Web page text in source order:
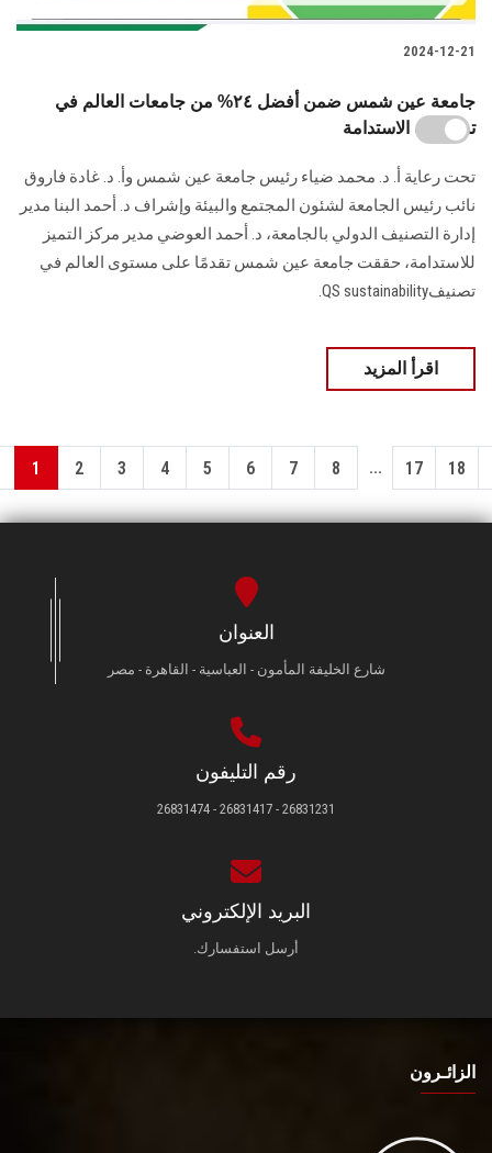
2024-12-21
جامعة عين شمس ضمن أفضل ٢٤% من جامعات العالم في
تصنيفات الاستدامة
تحت رعاية أ. د. محمد ضياء رئيس جامعة عين شمس وأ. د. غادة فاروق
نائب رئيس الجامعة لشئون المجتمع والبيئة وإشراف د. أحمد البنا مدير
إدارة التصنيف الدولي بالجامعة، د. أحمد العوضي مدير مركز التميز
للاستدامة، حققت جامعة عين شمس تقدمًا على مستوى العالم في
تصنيفQS sustainability.
اقرأ المزيد
1 2 3 4 5 6 7 8 ... 17 18
العنوان
شارع الخليفة المأمون - العباسية - القاهرة - مصر
رقم التليفون
26831231 - 26831417 - 26831474
البريد الإلكتروني
أرسل استفسارك.
الزائـرون